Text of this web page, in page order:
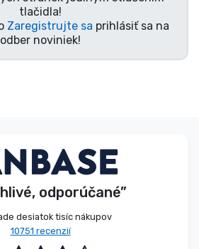
tlačidla!
Zaregistrujte sa prihlásiť sa na
odber noviniek!
odporúčané”
desiatok tisíc nákupov
10751 recenzií